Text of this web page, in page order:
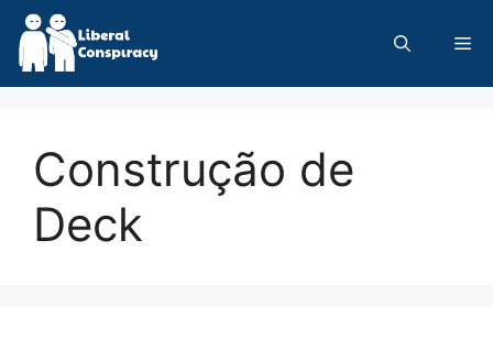
Skip
content
Construção de
Deck